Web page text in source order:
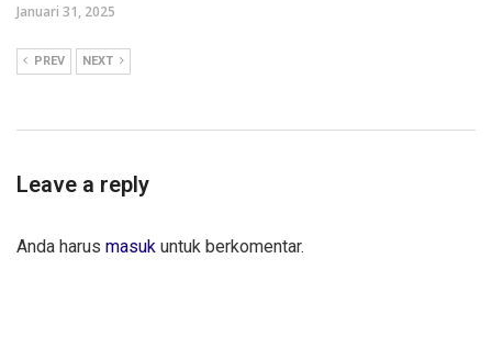
Januari 31, 2025
PREV NEXT
Leave a reply
Anda harus masuk untuk berkomentar.